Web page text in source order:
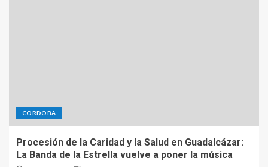
CORDOBA
Procesión de la Caridad y la Salud en Guadalcázar:
La Banda de la Estrella vuelve a poner la música